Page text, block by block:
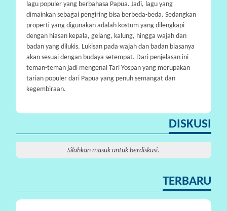
lagu populer yang berbahasa Papua. Jadi, lagu yang
dimainkan sebagai pengiring bisa berbeda-beda. Sedangkan
properti yang digunakan adalah kostum yang dilengkapi
dengan hiasan kepala, gelang, kalung, hingga wajah dan
badan yang dilukis. Lukisan pada wajah dan badan biasanya
akan sesuai dengan budaya setempat. Dari penjelasan ini
teman-teman jadi mengenal Tari Yospan yang merupakan
tarian populer dari Papua yang penuh semangat dan
kegembiraan.
DISKUSI
Silahkan masuk untuk berdiskusi.
TERBARU